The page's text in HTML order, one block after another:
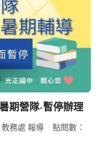
期營隊-暫停辦理
務處 報導
點閱數：